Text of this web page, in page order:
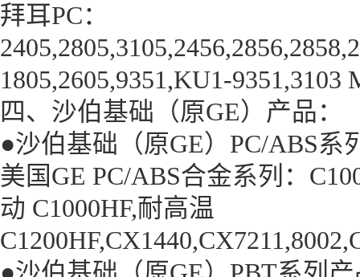
拜耳PC：
1805,2605,9351,KU1-
四、沙伯基础（原GE）产品：
●沙伯基础（原GE）PC/ABS系
美国GE PC/ABS合金系列：
动 C1000HF,耐高温